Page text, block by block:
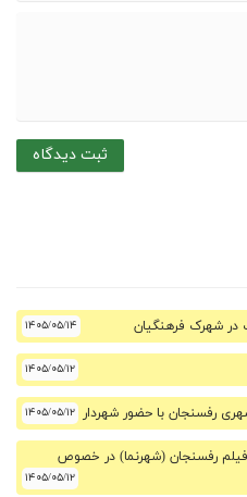
در شهرک فرهنگیان ۱۴۰۵/۰۵/۱۴
۱۴۰۵/۰۵/۱۲
رفسنجان با حضور شهردار ۱۴۰۵/۰۵/۱۲
فیلم رفسنجان (شهرنما) در خصوص
۱۴۰۵/۰۵/۱۲